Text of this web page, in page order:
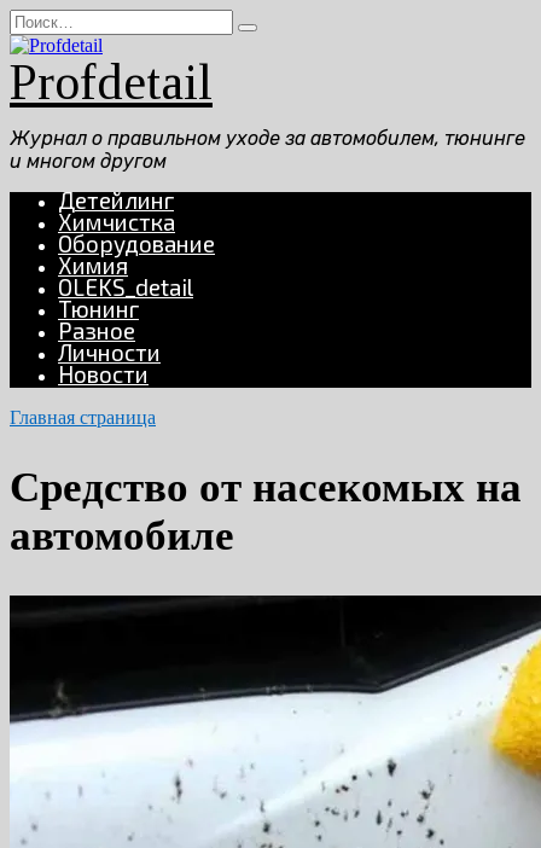
Перейти
к
содержанию
Search
for:
Profdetail
Журнал о правильном уходе за автомобилем, тюнинге
и многом другом
Детейлинг
Химчистка
Оборудование
Химия
OLEKS_detail
Тюнинг
Разное
Личности
Новости
Главная страница
Средство от насекомых на
автомобиле